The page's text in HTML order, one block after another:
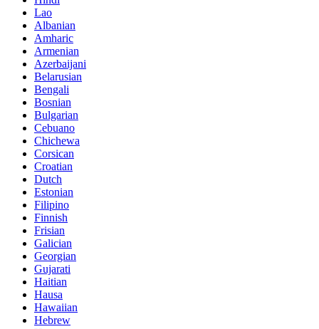
Lao
Albanian
Amharic
Armenian
Azerbaijani
Belarusian
Bengali
Bosnian
Bulgarian
Cebuano
Chichewa
Corsican
Croatian
Dutch
Estonian
Filipino
Finnish
Frisian
Galician
Georgian
Gujarati
Haitian
Hausa
Hawaiian
Hebrew